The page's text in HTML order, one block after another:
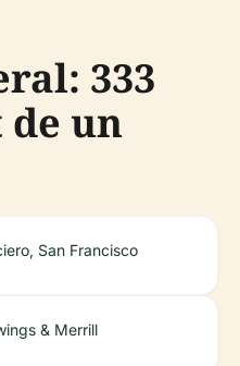
333
de un
San Francisco
& Merrill